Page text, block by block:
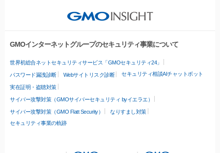
GMOインターネットグループのセキュリティ事業について
世界初総合ネットセキュリティサービス「GMOセキュリティ24」
パスワード漏洩診断 Webサイトリスク診断 セキュリティ相談AIチャットボット
実在証明・盗聴対策
サイバー攻撃対策（GMOサイバーセキュリティ byイエラエ）
サイバー攻撃対策（GMO Flatt Security）
なりすまし対策
セキュリティ事業の軌跡